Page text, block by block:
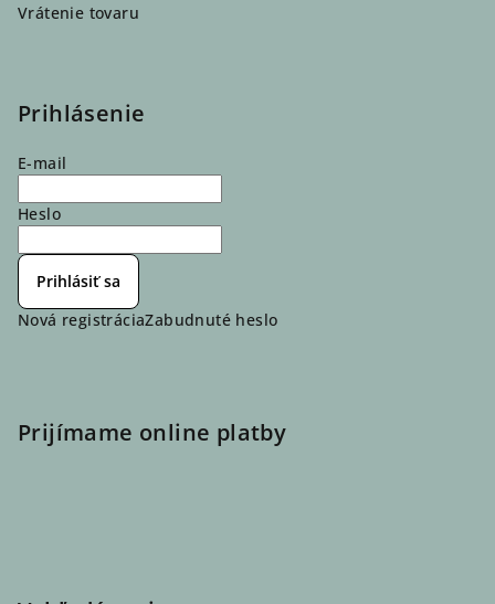
Vrátenie tovaru
Prihlásenie
E-mail
Heslo
Prihlásiť sa
Nová registráciaZabudnuté heslo
Prijímame online platby